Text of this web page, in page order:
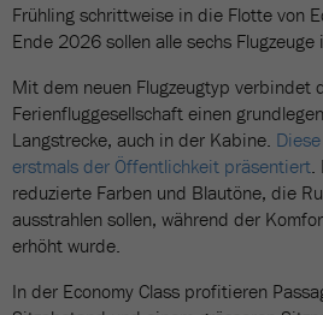
Frühling schrittweise in die Flotte von
Ende 2026 sollen alle sechs Flugzeuge
Mit dem neuen Flugzeugtyp verbindet
Ferienfluggesellschaft einen
Langstrecke, auch in der Kabine.
erstmals der Öffentlichkeit präsentiert.
reduzierte Farben und Blautöne, die
ausstrahlen sollen, während der
erhöht wurde.
In der Economy Class profitieren